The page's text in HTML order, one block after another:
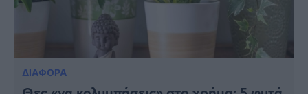
ΔΙΑΦΟΡΑ